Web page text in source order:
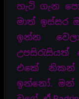
හැටි ගැන
මාත් ඉස්සර
ඉන්න
එකේ නිකන්
ඉන්නෝ. මන්